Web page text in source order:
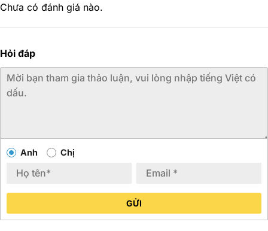
Chưa có đánh giá nào.
Hỏi đáp
Anh Chị
GỬI